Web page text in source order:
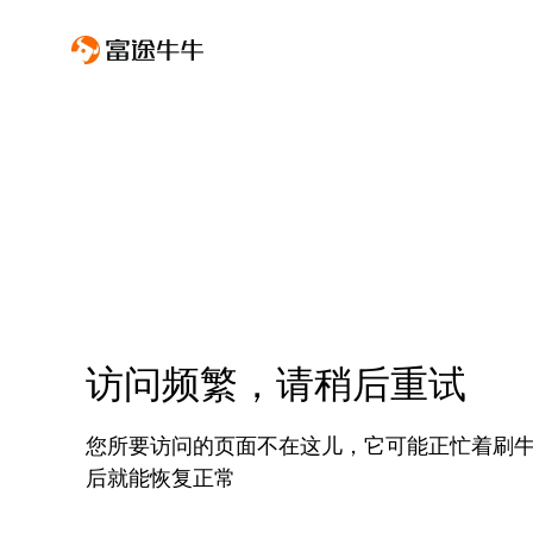
访问频繁，请稍后重试
您所要访问的页面不在这儿，它可能正忙着刷
后就能恢复正常